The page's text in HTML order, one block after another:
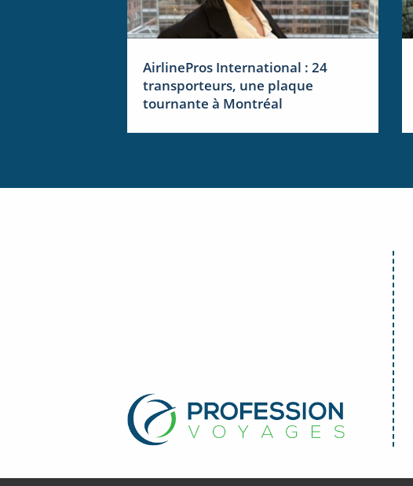
AirlinePros International : 24
transporteurs, une plaque
tournante à Montréal